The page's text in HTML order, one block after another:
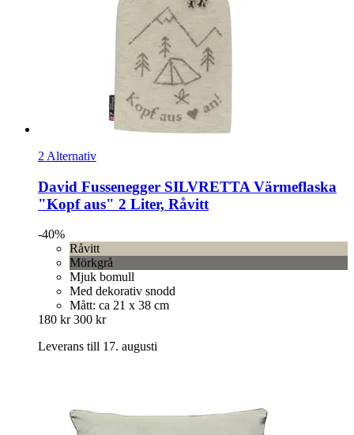
2 Alternativ
David Fussenegger SILVRETTA Värmeflaska
"Kopf aus" 2 Liter, Råvitt
-40%
Råvitt
Mörkgrå
Mjuk bomull
Med dekorativ snodd
Mått: ca 21 x 38 cm
180 kr 300 kr
Leverans till 17. augusti